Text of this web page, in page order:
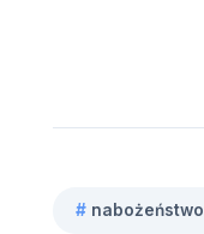
Tagi
# nabożeństwo